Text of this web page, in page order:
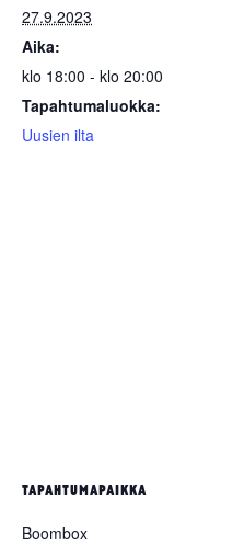
27.9.2023
Aika:
klo 18:00 - klo 20:00
Tapahtumaluokka:
Uusien ilta
TAPAHTUMAPAIKKA
Boombox